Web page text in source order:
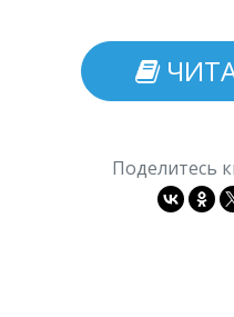
Поделитесь